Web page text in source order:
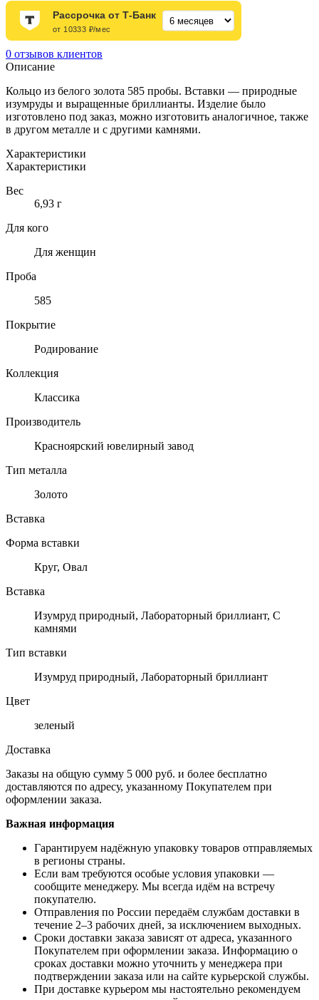
Рассрочка от Т-Банк
от 10333 ₽/мес
0 отзывов клиентов
Описание
Кольцо из белого золота 585 пробы. Вставки — природные
изумруды и выращенные бриллианты. Изделие было
изготовлено под заказ, можно изготовить аналогичное, также
в другом металле и с другими камнями.
Характеристики
Характеристики
Вес
6,93 г
Для кого
Для женщин
Проба
585
Покрытие
Родирование
Коллекция
Классика
Производитель
Красноярский ювелирный завод
Тип металла
Золото
Вставка
Форма вставки
Круг, Овал
Вставка
Изумруд природный, Лабораторный бриллиант, С
камнями
Тип вставки
Изумруд природный, Лабораторный бриллиант
Цвет
зеленый
Доставка
Заказы на общую сумму 5 000 руб. и более бесплатно
доставляются по адресу, указанному Покупателем при
оформлении заказа.
Важная информация
Гарантируем надёжную упаковку товаров отправляемых
в регионы страны.
Если вам требуются особые условия упаковки —
сообщите менеджеру. Мы всегда идём на встречу
покупателю.
Отправления по России передаём службам доставки в
течение 2–3 рабочих дней, за исключением выходных.
Сроки доставки заказа зависят от адреса, указанного
Покупателем при оформлении заказа. Информацию о
сроках доставки можно уточнить у менеджера при
подтверждении заказа или на сайте курьерской службы.
При доставке курьером мы настоятельно рекомендуем